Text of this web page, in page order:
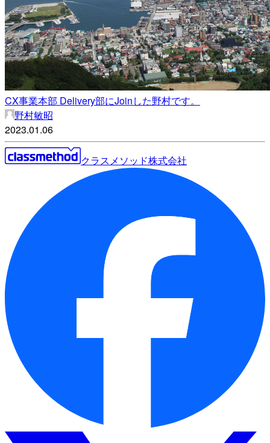
CX事業本部 Delivery部にJoinした野村です。
野村敏昭
2023.01.06
クラスメソッド株式会社